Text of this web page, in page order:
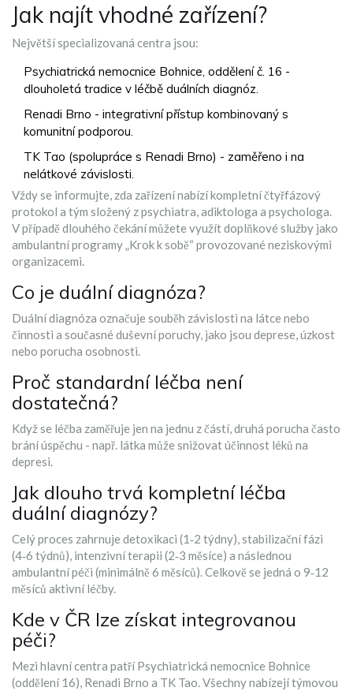
Jak najít vhodné zařízení?
Největší specializovaná centra jsou:
Psychiatrická nemocnice Bohnice, oddělení č. 16 -
dlouholetá tradice v léčbě duálních diagnóz.
Renadi Brno - integrativní přístup kombinovaný s
komunitní podporou.
TK Tao (spolupráce s Renadi Brno) - zaměřeno i na
nelátkové závislosti.
Vždy se informujte, zda zařízení nabízí kompletní čtyřfázový
protokol a tým složený z psychiatra, adiktologa a psychologa.
V případě dlouhého čekání můžete využít doplňkové služby jako
ambulantní programy „Krok k sobě“ provozované neziskovými
organizacemi.
Co je duální diagnóza?
Duální diagnóza označuje souběh závislosti na látce nebo
činnosti a současné duševní poruchy, jako jsou deprese, úzkost
nebo porucha osobnosti.
Proč standardní léčba není
dostatečná?
Když se léčba zaměřuje jen na jednu z částí, druhá porucha často
brání úspěchu - např. látka může snižovat účinnost léků na
depresi.
Jak dlouho trvá kompletní léčba
duální diagnózy?
Celý proces zahrnuje detoxikaci (1‑2 týdny), stabilizační fázi
(4‑6 týdnů), intenzivní terapii (2‑3 měsíce) a následnou
ambulantní péči (minimálně 6 měsíců). Celkově se jedná o 9‑12
měsíců aktivní léčby.
Kde v ČR lze získat integrovanou
péči?
Mezi hlavní centra patří Psychiatrická nemocnice Bohnice
(oddělení 16), Renadi Brno a TK Tao. Všechny nabízejí týmovou